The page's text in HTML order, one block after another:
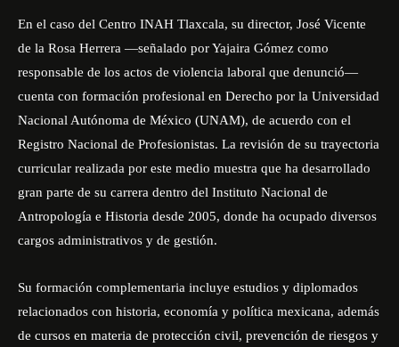
En el caso del Centro INAH Tlaxcala, su director, José Vicente
de la Rosa Herrera —señalado por Yajaira Gómez como
responsable de los actos de violencia laboral que denunció—
cuenta con formación profesional en Derecho por la Universidad
Nacional Autónoma de México (UNAM), de acuerdo con el
Registro Nacional de Profesionistas. La revisión de su trayectoria
curricular realizada por este medio muestra que ha desarrollado
gran parte de su carrera dentro del Instituto Nacional de
Antropología e Historia desde 2005, donde ha ocupado diversos
cargos administrativos y de gestión.
Su formación complementaria incluye estudios y diplomados
relacionados con historia, economía y política mexicana, además
de cursos en materia de protección civil, prevención de riesgos y